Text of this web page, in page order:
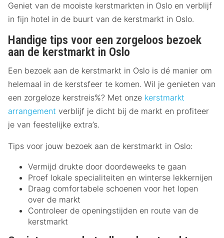
Geniet van de mooiste kerstmarkten in Oslo en verblijf
in fijn hotel in de buurt van de kerstmarkt in Oslo.
Handige tips voor een zorgeloos bezoek
aan de kerstmarkt in Oslo
Een bezoek aan de kerstmarkt in Oslo is dé manier om
helemaal in de kerstsfeer te komen. Wil je genieten van
een zorgeloze kerstreis%? Met onze kerstmarkt
arrangement verblijf je dicht bij de markt en profiteer
je van feestelijke extra’s.
Tips voor jouw bezoek aan de kerstmarkt in Oslo:
Vermijd drukte door doordeweeks te gaan
Proef lokale specialiteiten en winterse lekkernijen
Draag comfortabele schoenen voor het lopen
over de markt
Controleer de openingstijden en route van de
kerstmarkt